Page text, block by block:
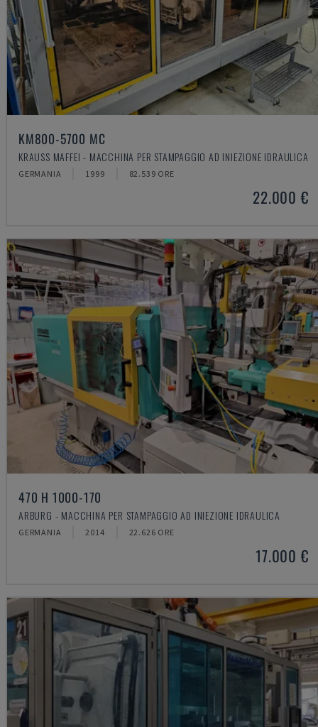
KM800-5700 MC
KRAUSS MAFFEI - MACCHINA PER STAMPAGGIO AD INIEZIONE IDRAULICA
GERMANIA 1999 82.539 ORE
22.000 €
470 H 1000-170
ARBURG - MACCHINA PER STAMPAGGIO AD INIEZIONE IDRAULICA
GERMANIA 2014 22.626 ORE
17.000 €